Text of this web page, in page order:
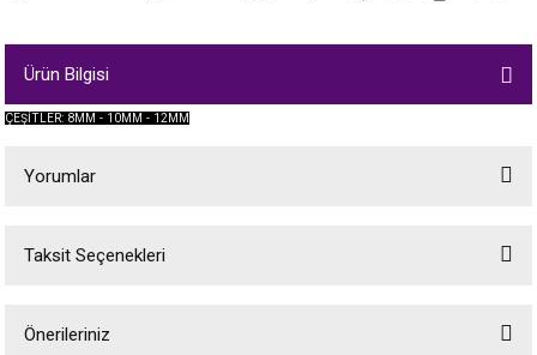
Ürün Bilgisi
ÇEŞİTLER: 8MM - 10MM - 12MM
Yorumlar
Taksit Seçenekleri
Önerileriniz